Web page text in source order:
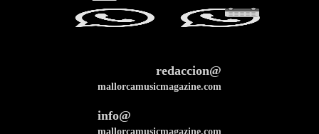
redaccion@
mallorcamusicmagazine.com
info@
mallorcamusicmagazine.com